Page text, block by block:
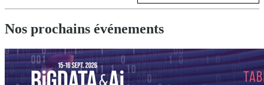
Nos prochains événements